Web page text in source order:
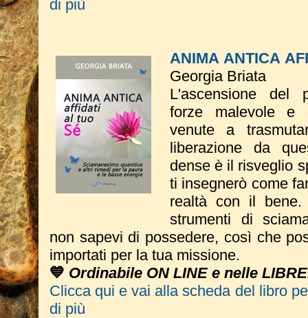
di più
ANIMA ANTICA
Georgia Briata
L'ascensione del
forze malevole e
venute a
liberazione da
dense è il risveglio
ti insegnerò come
realtà con il
strumenti di
non sapevi di possedere, così che
importati per la tua missione.
💙 Ordinabile ON LINE e nelle
Clicca qui e vai alla scheda del libro
di più